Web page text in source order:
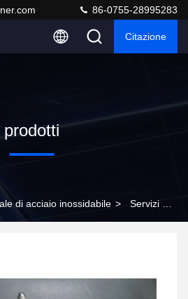
86-0755-28995283
Citazione
prodotti
di acciaio inossidabile > Servizi di